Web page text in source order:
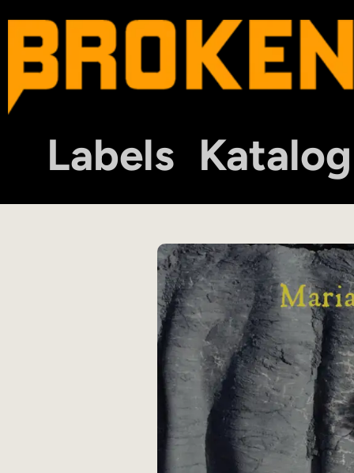
Labels Katalog